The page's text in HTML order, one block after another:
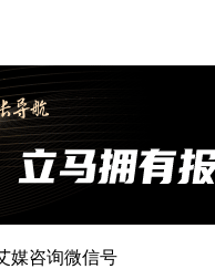
媒咨询微信号